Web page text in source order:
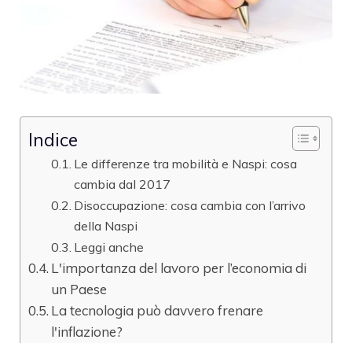
Indice
Le differenze tra mobilità e Naspi: cosa
cambia dal 2017
Disoccupazione: cosa cambia con l’arrivo
della Naspi
Leggi anche
L'importanza del lavoro per l’economia di
un Paese
La tecnologia può davvero frenare
l'inflazione?